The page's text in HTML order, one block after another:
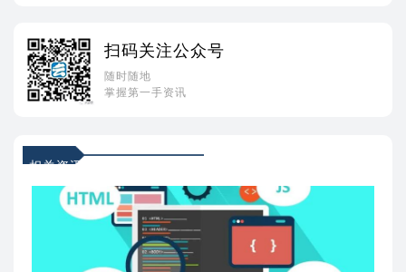
扫码关注公众号
随时随地
掌握第一手资讯
相关资讯